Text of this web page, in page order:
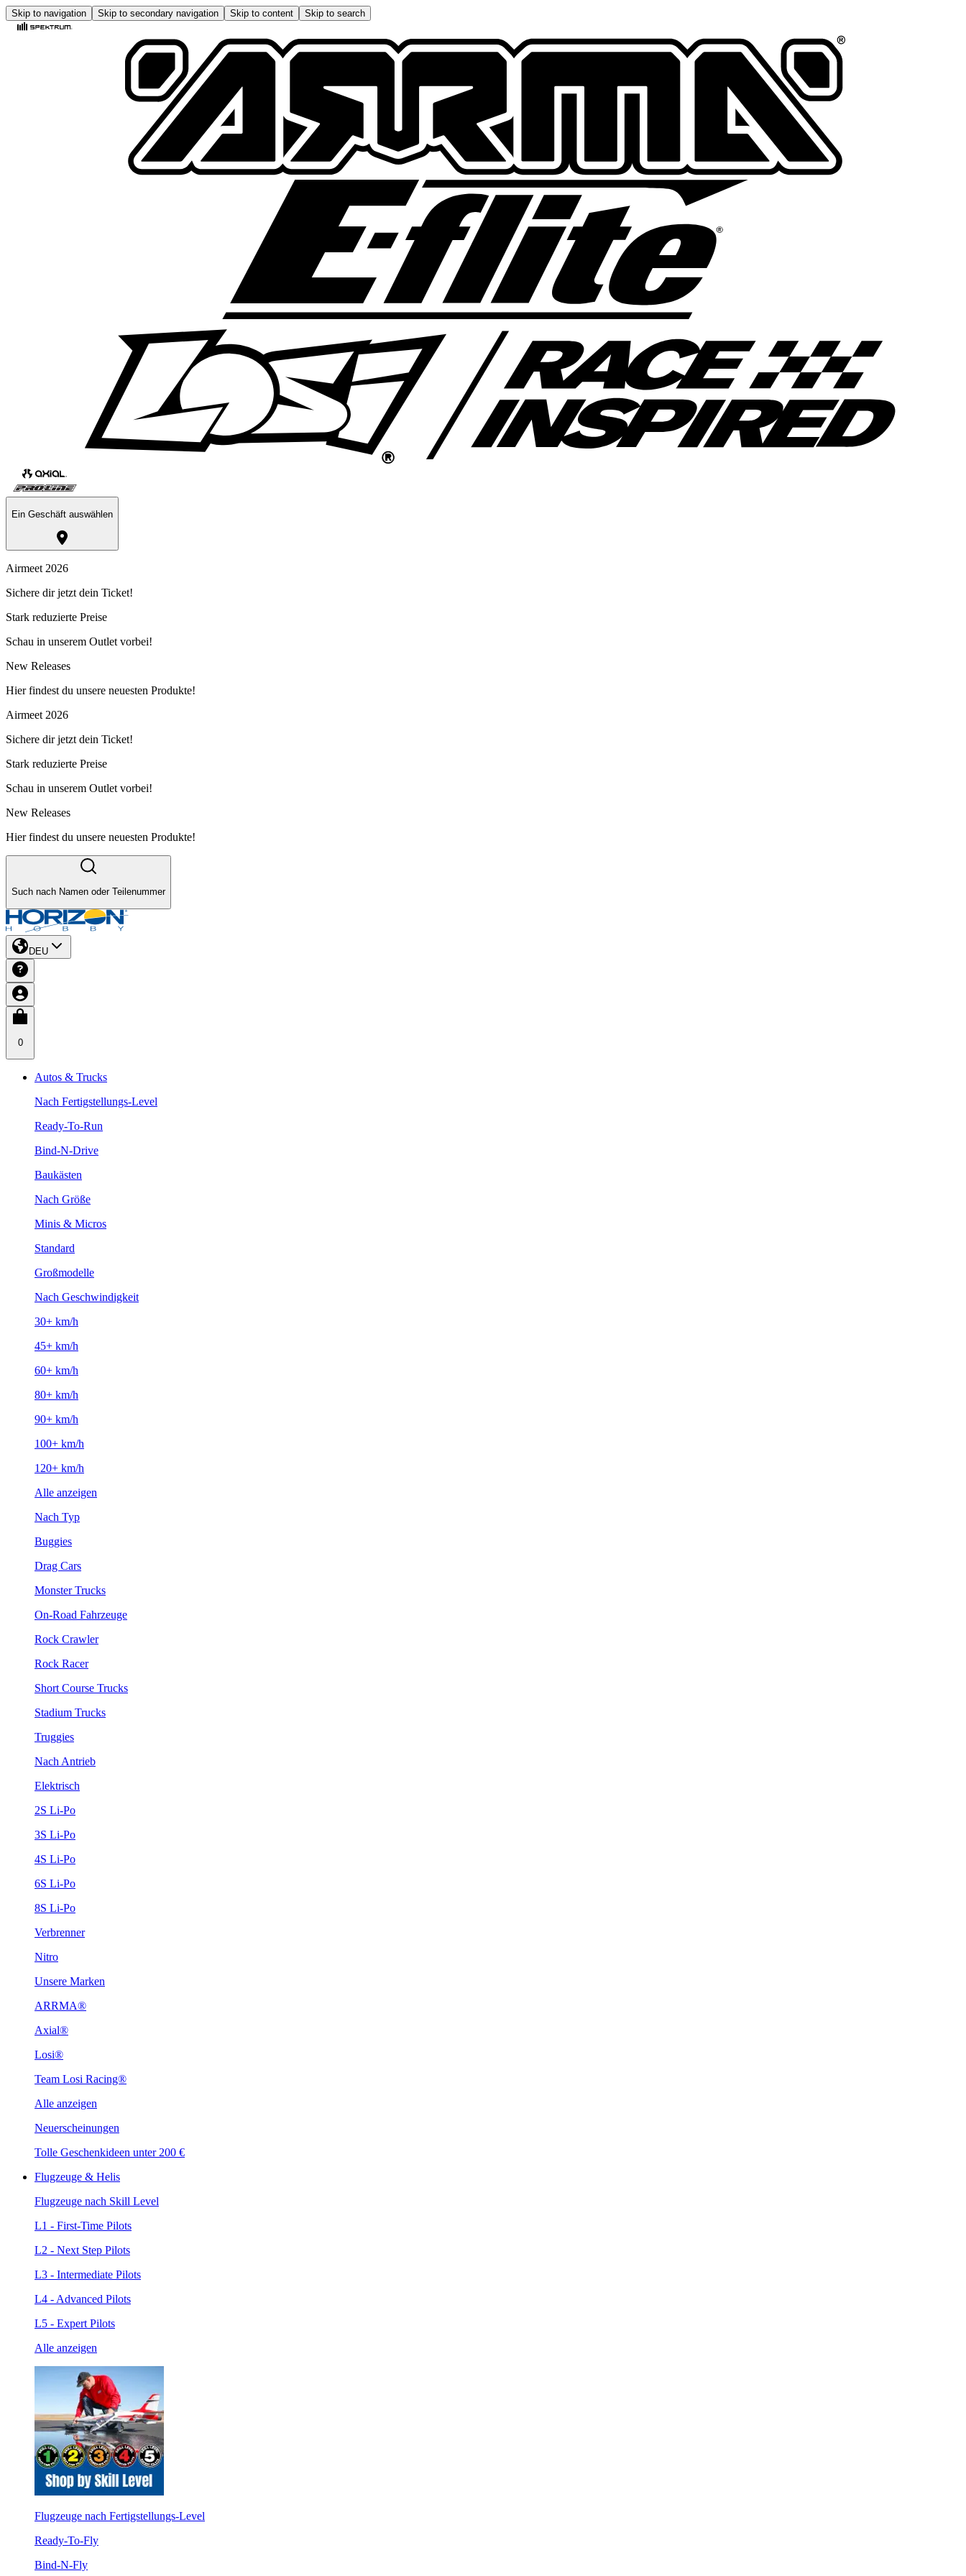
Skip to navigation Skip to secondary navigation Skip to content Skip to search
Ein Geschäft auswählen
Airmeet 2026
Sichere dir jetzt dein Ticket!
Stark reduzierte Preise
Schau in unserem Outlet vorbei!
New Releases
Hier findest du unsere neuesten Produkte!
Airmeet 2026
Sichere dir jetzt dein Ticket!
Stark reduzierte Preise
Schau in unserem Outlet vorbei!
New Releases
Hier findest du unsere neuesten Produkte!
Such nach Namen oder Teilenummer
DEU
0
Autos & Trucks
Nach Fertigstellungs-Level
Ready-To-Run
Bind-N-Drive
Baukästen
Nach Größe
Minis & Micros
Standard
Großmodelle
Nach Geschwindigkeit
30+ km/h
45+ km/h
60+ km/h
80+ km/h
90+ km/h
100+ km/h
120+ km/h
Alle anzeigen
Nach Typ
Buggies
Drag Cars
Monster Trucks
On-Road Fahrzeuge
Rock Crawler
Rock Racer
Short Course Trucks
Stadium Trucks
Truggies
Nach Antrieb
Elektrisch
2S Li-Po
3S Li-Po
4S Li-Po
6S Li-Po
8S Li-Po
Verbrenner
Nitro
Unsere Marken
ARRMA®
Axial®
Losi®
Team Losi Racing®
Alle anzeigen
Neuerscheinungen
Tolle Geschenkideen unter 200 €
Flugzeuge & Helis
Flugzeuge nach Skill Level
L1 - First-Time Pilots
L2 - Next Step Pilots
L3 - Intermediate Pilots
L4 - Advanced Pilots
L5 - Expert Pilots
Alle anzeigen
Flugzeuge nach Fertigstellungs-Level
Ready-To-Fly
Bind-N-Fly